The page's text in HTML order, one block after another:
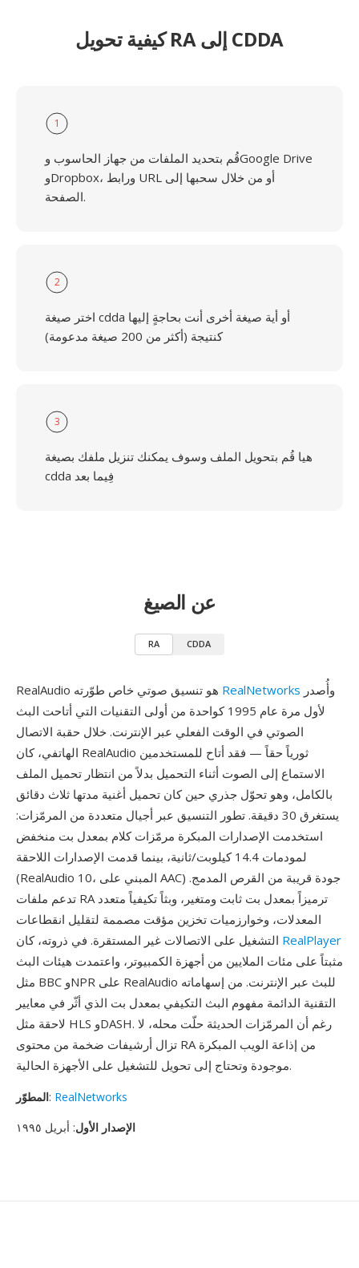
كيفية تحويل RA إلى CDDA
1
قُم بتحديد الملفات من جهاز الحاسوب وGoogle Drive
وDropbox، ورابط URL أو من خلال سحبها إلى
الصفحة.
2
اختر صيغة cdda أو أية صيغة أخرى أنت بحاجةٍ إليها
كنتيجة (أكثر من 200 صيغة مدعومة)
3
هيا قُم بتحويل الملف وسوف يمكنك تنزيل ملفك بصيغة
cdda فِيما بعد
عن الصيغ
RA CDDA
RealNetworks
لأول مرة عام 1995 كواحدة من أولى التقنيات التي أتاحت البث
الصوتي في الوقت الفعلي عبر الإنترنت. خلال حقبة الاتصال
الهاتفي، كان RealAudio ثورياً حقاً — فقد أتاح للمستخدمين
الاستماع إلى الصوت أثناء التحميل بدلاً من انتظار تحميل الملف
بالكامل، وهو تحوّل جذري حين كان تحميل أغنية مدتها ثلاث دقائق
يستغرق 30 دقيقة. تطور التنسيق عبر أجيال متعددة من المرمّزات:
استخدمت الإصدارات المبكرة مرمّزات كلام بمعدل بت منخفض
لمودمات 14.4 كيلوبت/ثانية، بينما قدمت الإصدارات اللاحقة
(RealAudio 10، المبني على AAC) جودة قريبة من القرص المدمج.
تدعم ملفات RA ترميزاً بمعدل بت ثابت ومتغير، وبثاً تكيفياً متعدد
المعدلات، وخوارزميات تخزين مؤقت مصممة لتقليل انقطاعات
RealPlayer
مثبتاً على مئات الملايين من أجهزة الكمبيوتر، واعتمدت هيئات البث
مثل BBC وNPR على RealAudio للبث عبر الإنترنت. من إسهاماته
التقنية الدائمة مفهوم البث التكيفي بمعدل بت الذي أثّر في معايير
لاحقة مثل HLS وDASH. رغم أن المرمّزات الحديثة حلّت محله، لا
تزال أرشيفات ضخمة من محتوى RA من إذاعة الويب المبكرة
موجودة وتحتاج إلى تحويل للتشغيل على الأجهزة الحالية.
المطوّر: RealNetworks
الإصدار الأول: أبريل ١٩٩٥